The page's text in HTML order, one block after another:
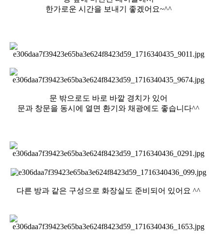
한가로운 시간을 보내기 좋겠어요~^^
문 밖으로도 바로 바깥 경치가 있어
문과 창문을 동시에 열면 환기와 채광에도 좋습니다^^
다른 방과 같은 구성으로 화장실도 준비되어 있어요 ^^